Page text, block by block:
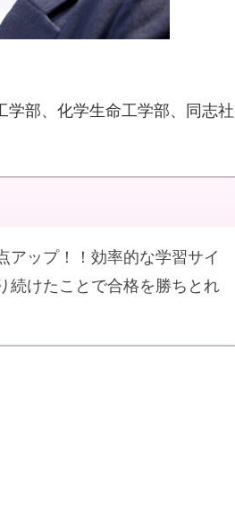
学部、化学生命工学部、同志社
ップ！！効率的な学習サイ
続けたことで合格を勝ちとれ